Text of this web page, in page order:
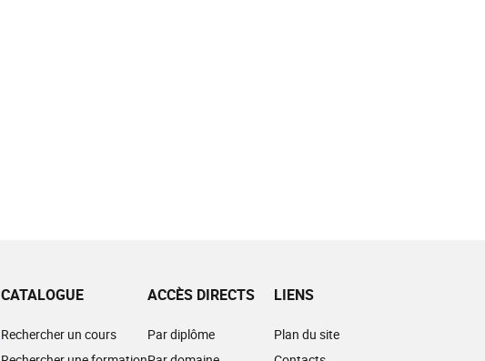
CATALOGUE
Rechercher un cours
ACCÈS DIRECTS
Par diplôme
LIENS
Plan du site